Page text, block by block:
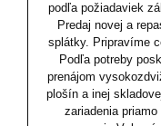
podľa požiadaviek
Predaj novej a
splátky. Pripravíme
Podľa potreby
prenájom
plošín a inej
zariadenia